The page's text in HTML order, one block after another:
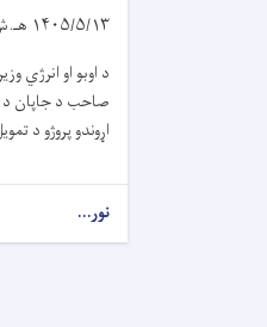
۱۴۰۵/۵/۱۳
د اوبو او انرژي
صاحب د جاپان د
اړوندو پروژو د
نور...